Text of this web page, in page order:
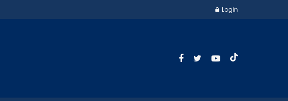
Login